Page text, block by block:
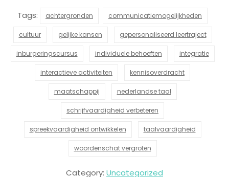
Tags:
achtergronden communicatiemogelijkheden
cultuur gelijke kansen gepersonaliseerd leertraject
inburgeringscursus individuele behoeften integratie
interactieve activiteiten kennisoverdracht
maatschappij nederlandse taal
schrijfvaardigheid verbeteren
spreekvaardigheid ontwikkelen taalvaardigheid
woordenschat vergroten
Category: Uncategorized